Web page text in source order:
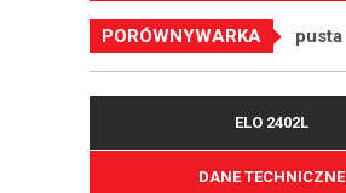
PORÓWNYWARKA pusta
ELO 2402L
DANE TECHNICZNE